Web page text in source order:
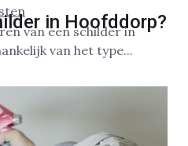
in Hoofddorp?
van een schilder in
van het type...